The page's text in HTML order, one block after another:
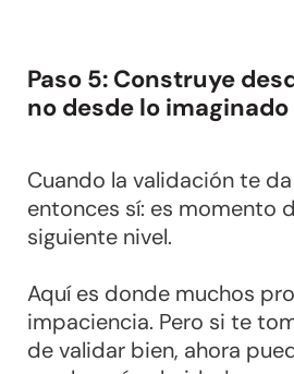
Paso 5: Construye
no desde lo imaginado
Cuando la validación te
entonces sí: es momento
siguiente nivel.
Aquí es donde muchos
impaciencia. Pero si te
de validar bien, ahora